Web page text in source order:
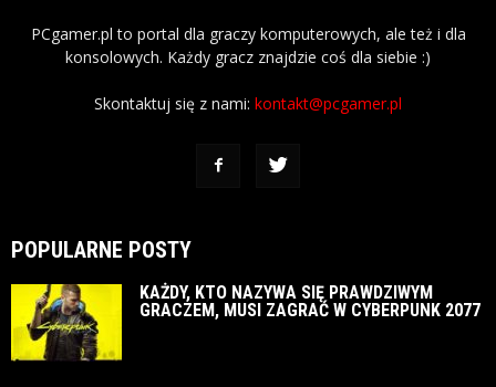
PCgamer.pl to portal dla graczy komputerowych, ale też i dla
konsolowych. Każdy gracz znajdzie coś dla siebie :)
Skontaktuj się z nami: kontakt@pcgamer.pl
POPULARNE POSTY
KAŻDY, KTO NAZYWA SIĘ PRAWDZIWYM
GRACZEM, MUSI ZAGRAĆ W CYBERPUNK 2077